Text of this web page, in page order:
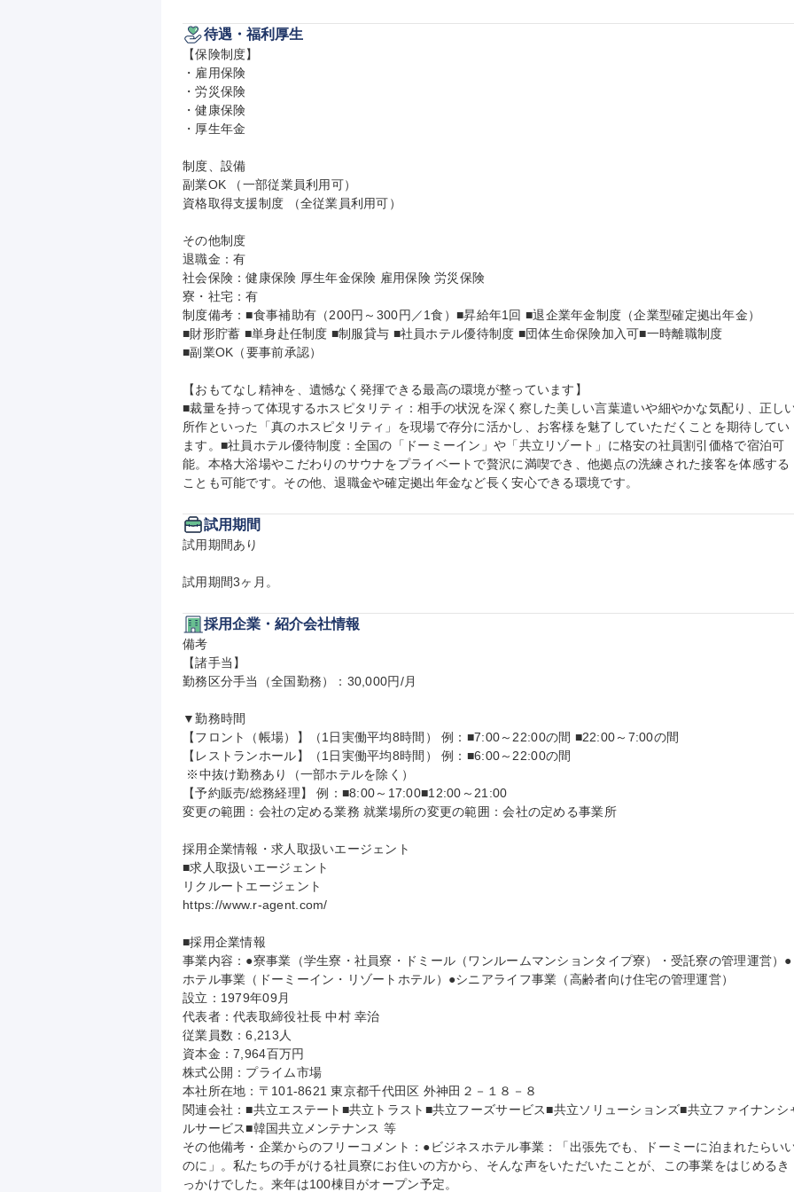
待遇・福利厚生
【保険制度】
・雇用保険
・労災保険
・健康保険
・厚生年金
制度、設備
副業OK （一部従業員利用可）
資格取得支援制度 （全従業員利用可）
その他制度
退職金：有
社会保険：健康保険 厚生年金保険 雇用保険 労災保険
寮・社宅：有
制度備考：■食事補助有（200円～300円／1食）■昇給年1回 ■退企業年金制度（企業型確定拠出年金）
■財形貯蓄 ■単身赴任制度 ■制服貸与 ■社員ホテル優待制度 ■団体生命保険加入可■一時離職制度
■副業OK（要事前承認）
【おもてなし精神を、遺憾なく発揮できる最高の環境が整っています】
■裁量を持って体現するホスピタリティ：相手の状況を深く察した美しい言葉遣いや細やかな気配り、正し
所作といった「真のホスピタリティ」を現場で存分に活かし、お客様を魅了していただくことを期待してい
ます。■社員ホテル優待制度：全国の「ドーミーイン」や「共立リゾート」に格安の社員割引価格で宿泊可
能。本格大浴場やこだわりのサウナをプライベートで贅沢に満喫でき、他拠点の洗練された接客を体感する
ことも可能です。その他、退職金や確定拠出年金など長く安心できる環境です。
試用期間
試用期間あり
試用期間3ヶ月。
採用企業・紹介会社情報
備考
【諸手当】
勤務区分手当（全国勤務）：30,000円/月
▼勤務時間
【フロント（帳場）】（1日実働平均8時間） 例：■7:00～22:00の間 ■22:00～7:00の間
【レストランホール】（1日実働平均8時間） 例：■6:00～22:00の間
【予約販売/総務経理】 例：■8:00～17:00■12:00～21:00
変更の範囲：会社の定める業務 就業場所の変更の範囲：会社の定める事業所
採用企業情報・求人取扱いエージェント
■求人取扱いエージェント
リクルートエージェント
https://www.r-agent.com/
■採用企業情報
事業内容：●寮事業（学生寮・社員寮・ドミール（ワンルームマンションタイプ寮）・受託寮の管理運営）●
ホテル事業（ドーミーイン・リゾートホテル）●シニアライフ事業（高齢者向け住宅の管理運営）
設立：1979年09月
代表者：代表取締役社長 中村 幸治
従業員数：6,213人
資本金：7,964百万円
株式公開：プライム市場
本社所在地：〒101-8621 東京都千代田区 外神田２－１８－８
関連会社：■共立エステート■共立トラスト■共立フーズサービス■共立ソリューションズ■共立ファイナンシ
ルサービス■韓国共立メンテナンス 等
その他備考・企業からのフリーコメント：●ビジネスホテル事業：「出張先でも、ドーミーに泊まれたらい
のに」。私たちの手がける社員寮にお住いの方から、そんな声をいただいたことが、この事業をはじめるき
っかけでした。来年は100棟目がオープン予定。